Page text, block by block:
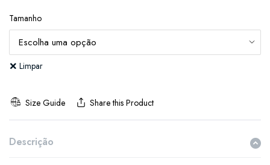
Tamanho
Limpar
Size Guide Share this Product
Descrição